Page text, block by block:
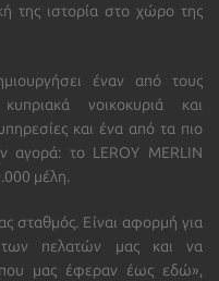
της ιστορία στο χώρο της
έναν από τους
νοικοκυριά και
και ένα από τα πιο
αγορά: το LEROY MERLIN
μέλη.
σταθμός. Είναι αφορμή για
των πελατών μας και να
που μας έφεραν έως εδώ»,